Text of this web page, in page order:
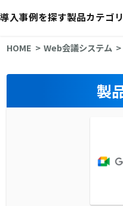
導入事例を探す製品カテゴ
HOME Web会議システム
製